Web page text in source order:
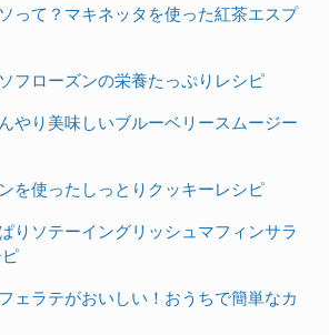
って？マキネッタを使った紅茶エスプ
フローズンの栄養たっぷりレシピ
やり美味しいブルーベリースムージー
を使ったしっとりクッキーレシピ
りソテーイングリッシュマフィンサラ
ェラテがおいしい！おうちで簡単なカ